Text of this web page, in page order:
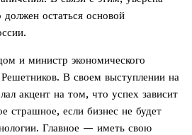
остаться основой
и министр экономического
В своем выступлении на
акцент на том, что успех зависит
страшное, если бизнес не будет
Главное — иметь свою